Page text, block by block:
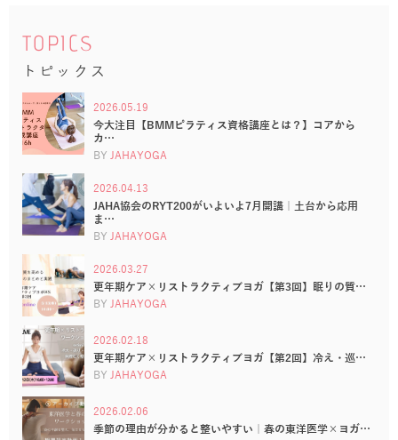
TOPICS
トピックス
2026.05.19
今大注目【BMMピラティス資格講座とは？】コアから
カ…
BY JAHAYOGA
2026.04.13
JAHA協会のRYT200がいよいよ7月開講｜土台から応用
ま…
BY JAHAYOGA
2026.03.27
更年期ケア×リストラクティブヨガ【第3回】眠りの質…
BY JAHAYOGA
2026.02.18
更年期ケア×リストラクティブヨガ【第2回】冷え・巡…
BY JAHAYOGA
2026.02.06
季節の理由が分かると整いやすい｜春の東洋医学×ヨガ…